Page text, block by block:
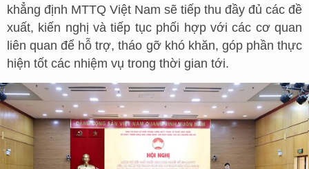
khẳng định MTTQ Việt Nam sẽ tiếp thu đầy đủ các đề
xuất, kiến nghị và tiếp tục phối hợp với các cơ quan
liên quan để hỗ trợ, tháo gỡ khó khăn, góp phần thực
hiện tốt các nhiệm vụ trong thời gian tới.